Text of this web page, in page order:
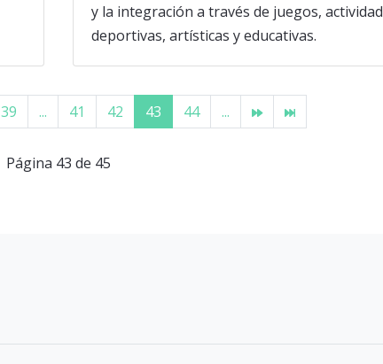
y la integración a través de juegos,
deportivas, artísticas y educativas.
39 ... 41 42 43 44 ...
Página 43 de 45